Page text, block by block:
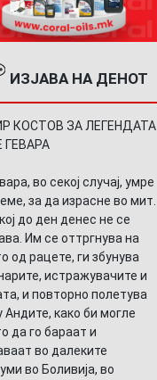
ИЗЈАВА НА ДЕНОТ
КОСТОВ ЗА ЛЕГЕНДАТА
ГЕВАРА
во секој случај, умре
за да израсне во мит.
до ден денес не се
Им се оттргнува на
од рацете, ги збунува
истражувачите и
и повторно полетува
Андите, како би могле
да го бараат и
во далеките
во Боливија, во